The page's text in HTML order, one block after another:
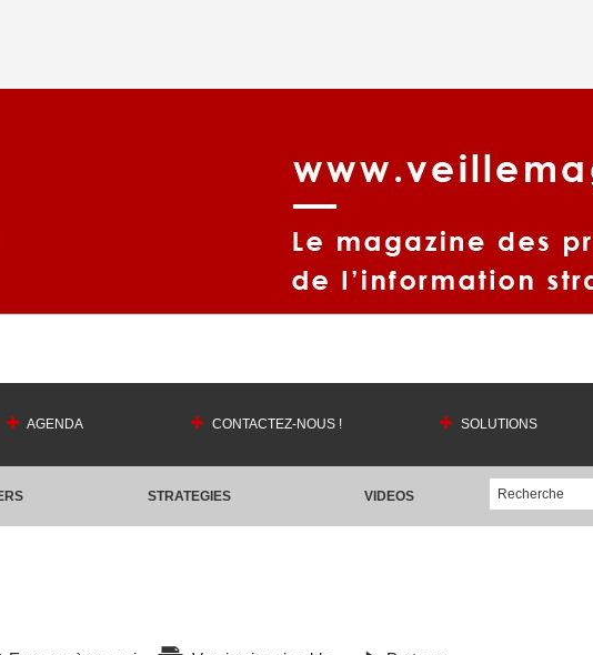
AGENDA CONTACTEZ-NOUS ! SOLUTIONS
STRATEGIES VIDEOS